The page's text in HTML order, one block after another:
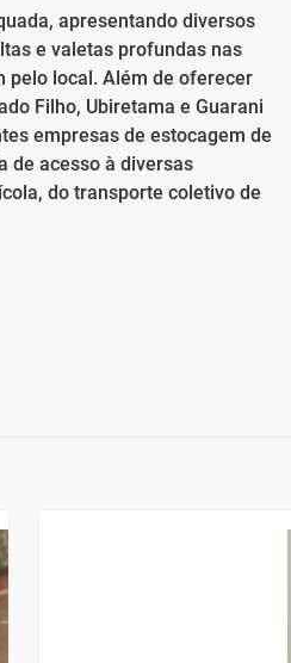
apresentando diversos
e valetas profundas nas
pelo local. Além de oferecer
Filho, Ubiretama e Guarani
empresas de estocagem de
de acesso à diversas
do transporte coletivo de